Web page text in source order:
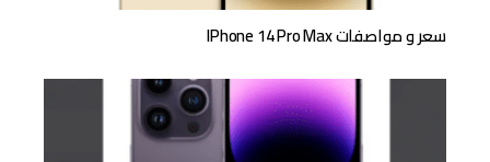
سعر و مواصفات IPhone 14 Pro Max